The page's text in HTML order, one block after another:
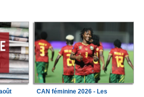
CAN féminine 2026 - Les